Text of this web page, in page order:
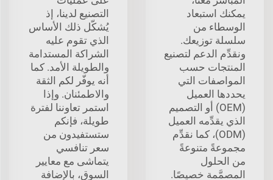
يمكنك استبعاد
الوسطاء من
سلسلة توزيعك.
ونقدِّم الدعم لتصنيع
المنتجات حسب
المواصفات التي
يحددها العميل
(OEM) أو التصميم
الذي يقدِّمه العميل
(ODM)، كما نقدِّم
مجموعةً متنوعةً
من الحلول
المصمَّمة خصيصًا.
التصنيع لدينا، إذ
يُشكّل ذلك الأساس
الذي تقوم عليه
الشراكة المستدامة
والطويلة الأمد. كما
أنه يوفّر لكم الثقة
والاطمئنان. وإذا
استمر تعاوننا لفترة
طويلة، فإنكم
ستستفيدون من
سعر تنافسي
يتماشى مع معايير
السوق، بالإضافة